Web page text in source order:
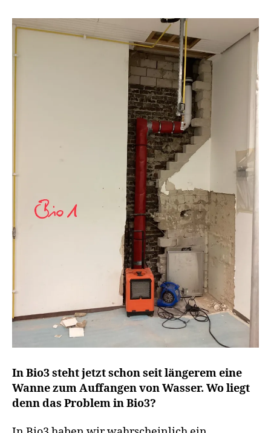
In Bio3 steht jetzt schon seit längerem eine
Wanne zum Auffangen von Wasser. Wo liegt
denn das Problem in Bio3?